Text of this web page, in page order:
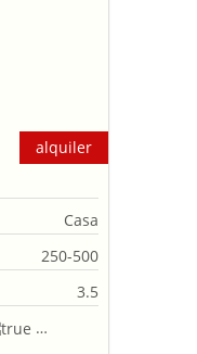
alquiler
Casa
250-500
3.5